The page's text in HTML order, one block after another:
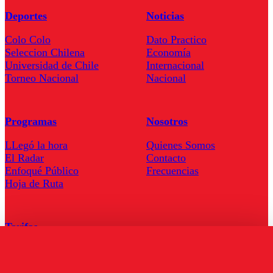
Deportes
Colo Colo
Seleccion Chilena
Universidad de Chile
Torneo Nacional
Noticias
Dato Practico
Economía
Internacional
Nacional
Programas
LLegó la hora
El Radar
Enfoqué Público
Hoja de Ruta
Nosotros
Quienes Somos
Contacto
Frecuencias
Tarifas